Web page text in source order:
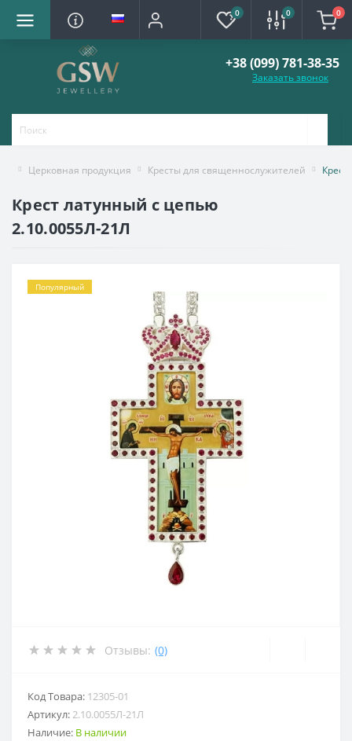
0 0 0
+38 (099) 781-38-35
Заказать звонок
Церковная продукция Кресты для священнослужителей
Крест латунный с цепью
2.10.0055Л-21Л
Популярный
Отзывы: (0)
Код Товара: 12305-01
Артикул:2.10.0055Л-21Л
Наличие: В наличии